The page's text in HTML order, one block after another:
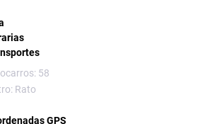
58
Rato
GPS